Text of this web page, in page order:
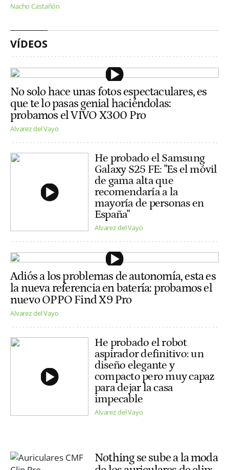
Nacho Castañón
VÍDEOS
No solo hace unas fotos espectaculares, es
que te lo pasas genial haciéndolas:
probamos el VIVO X300 Pro
Alvarez del Vayo
He probado el Samsung
Galaxy S25 FE: "Es el móvil
de gama alta que
recomendaría a la
mayoría de personas en
España"
Alvarez del Vayo
Adiós a los problemas de autonomía, esta es
la nueva referencia en batería: probamos el
nuevo OPPO Find X9 Pro
Alvarez del Vayo
He probado el robot
aspirador definitivo: un
diseño elegante y
compacto pero muy capaz
para dejar la casa
impecable
Alvarez del Vayo
Nothing se sube a la moda